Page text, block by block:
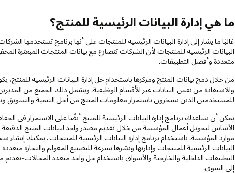
ما هي إدارة البيانات الرئيسية للمنتج؟
غالبًا ما يشار إلى إدارة البيانات الرئيسية للمنتجات على أنها برنامج تستخدمها
البيانات الرئيسية للمنتجات لأن الشركات تتصارع مع بيانات المنتجات المبعثرة
متعددة وأفضل التطبيقات.
من خلال دمج بيانات المنتج ومركزها باستخدام حل إدارة البيانات الرئيسية
والاستفادة من نفس البيانات عبر الأقسام الوظيفية. ويشمل ذلك الجميع من
للمستخدمين الذين يسخرون باستمرار معلومات المنتج من أجل التنمية والتسويق
يمكن أن يساعدك برنامج إدارة البيانات الرئيسية للمنتج أيضًا على الاستمرار في
الأساس لتحويل أعمال المؤسسة من خلال تقديم مصدر واحد لبيانات المنتج
موارد المؤسسة. باستخدام برنامج إدارة البيانات الرئيسية للمنتجات،
البيانات الرئيسية للمنتجات وإدارتها ونشرها بسرعة للتصنيع المعولم والتجارة
التطبيقات الداخلية والخارجية والأسواق باستخدام حل واحد متعدد المجالات-
إلى السوق.